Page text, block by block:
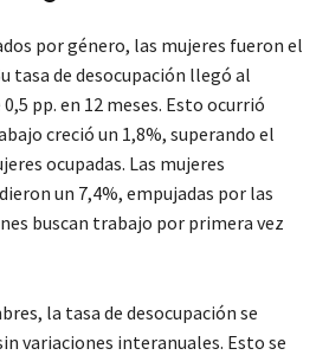
por género, las mujeres fueron el
tasa de desocupación llegó al
pp. en 12 meses. Esto ocurrió
creció un 1,8%, superando el
ocupadas. Las mujeres
un 7,4%, empujadas por las
buscan trabajo por primera vez
la tasa de desocupación se
variaciones interanuales. Esto se